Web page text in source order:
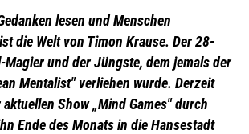
lesen und Menschen
die Welt von Timon Krause. Der 28-
und der Jüngste, dem jemals der
Mentalist" verliehen wurde. Derzeit
Show „Mind Games" durch
Ende des Monats in die Hansestadt